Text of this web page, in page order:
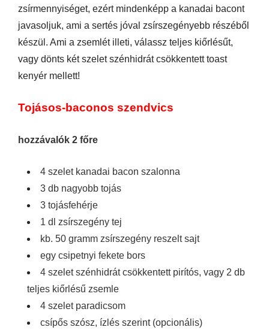
zsírmennyiséget, ezért mindenképp a kanadai bacont
javasoljuk, ami a sertés jóval zsírszegényebb részéből
készül. Ami a zsemlét illeti, válassz teljes kiőrlésűt,
vagy dönts két szelet szénhidrát csökkentett toast
kenyér mellett!
Tojásos-baconos szendvics
hozzávalók 2 főre
4 szelet kanadai bacon szalonna
3 db nagyobb tojás
3 tojásfehérje
1 dl zsírszegény tej
kb. 50 gramm zsírszegény reszelt sajt
egy csipetnyi fekete bors
4 szelet szénhidrát csökkentett pirítós, vagy 2 db
teljes kiőrlésű zsemle
4 szelet paradicsom
csípős szósz, ízlés szerint (opcionális)